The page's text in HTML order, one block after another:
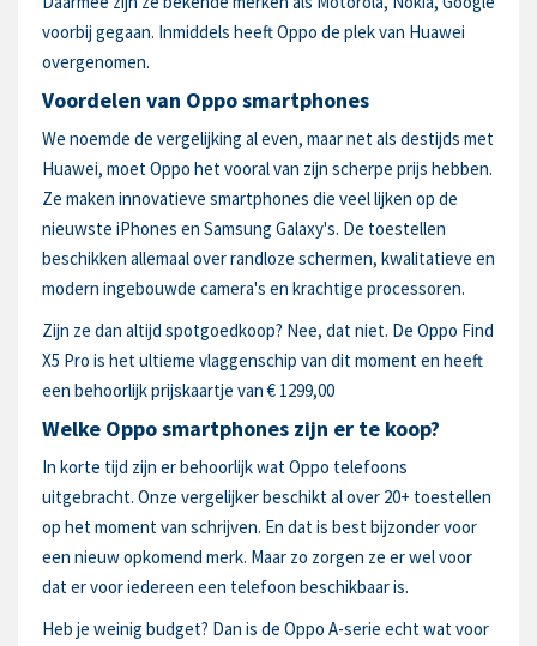
voorbij gegaan. Inmiddels heeft Oppo de plek van Huawei
overgenomen.
Voordelen van Oppo smartphones
We noemde de vergelijking al even, maar net als destijds met
Huawei, moet Oppo het vooral van zijn scherpe prijs hebben.
Ze maken innovatieve smartphones die veel lijken op de
nieuwste iPhones en Samsung Galaxy's. De toestellen
beschikken allemaal over randloze schermen, kwalitatieve en
modern ingebouwde camera's en krachtige processoren.
Zijn ze dan altijd spotgoedkoop? Nee, dat niet. De Oppo Find
X5 Pro is het ultieme vlaggenschip van dit moment en heeft
een behoorlijk prijskaartje van € 1299,00
Welke Oppo smartphones zijn er te koop?
In korte tijd zijn er behoorlijk wat Oppo telefoons
uitgebracht. Onze vergelijker beschikt al over 20+ toestellen
op het moment van schrijven. En dat is best bijzonder voor
een nieuw opkomend merk. Maar zo zorgen ze er wel voor
dat er voor iedereen een telefoon beschikbaar is.
Heb je weinig budget? Dan is de Oppo A-serie echt wat voor